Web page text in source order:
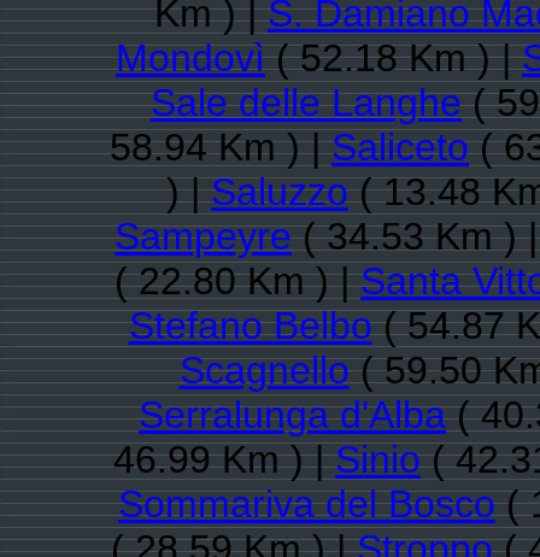
Km ) |S. Damiano
Mondovì( 52.18 Km ) |
Sale delle Langhe(
58.94 Km ) |Saliceto(
) |Saluzzo( 13.48
Sampeyre( 34.53 Km )
( 22.80 Km ) |Santa
Stefano Belbo( 54.87
Scagnello( 59.50
Serralunga d'Alba(
46.99 Km ) |Sinio(
Sommariva del Bosco(